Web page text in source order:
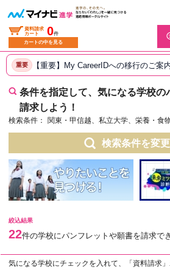
資料請求
カート
0件
カートの中を見る
重要 【重要】My CareerIDへの移行のご案
条件を指定して、気になる学校の
請求しよう！
検索条件： 関東・甲信越、私立大学、栄養・食
検索条件を変
絞込結果
22件の学校にパンフレットや願書を請求で
気になる学校にチェックを入れて、「資料請求」